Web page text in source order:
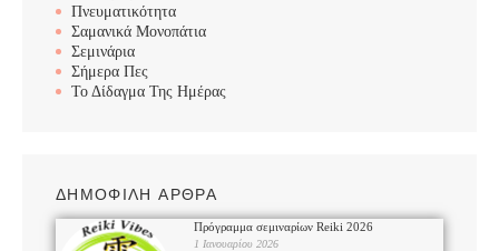
Πνευματικότητα
Σαμανικά Μονοπάτια
Σεμινάρια
Σήμερα Πες
Το Δίδαγμα Της Ημέρας
ΔΗΜΟΦΙΛΗ ΑΡΘΡΑ
Πρόγραμμα σεμιναρίων Reiki 2026
1 Ιανουαρίου 2026